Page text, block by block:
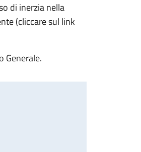
di inerzia nella
(cliccare sul link
Generale.